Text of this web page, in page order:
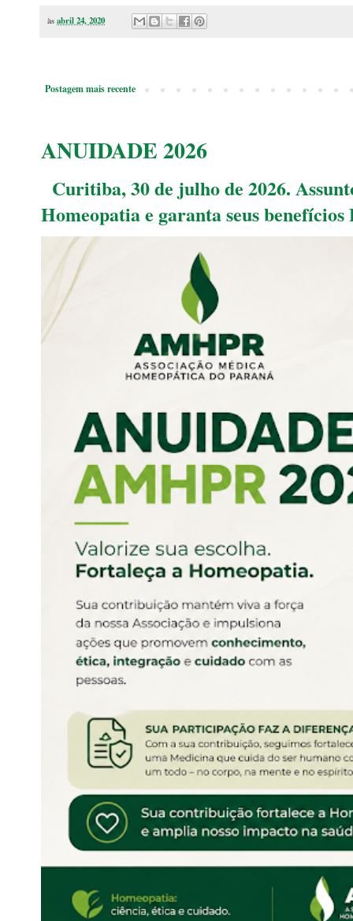
àsabril 24, 2020
Postagem mais recente
ANUIDADE 2026
Curitiba, 30 de julho de 2026.
Homeopatia e garanta seus